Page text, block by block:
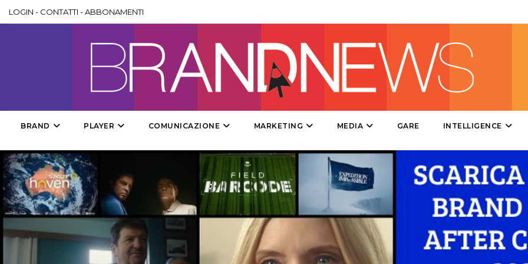
DESIGN
PUNTI VENDITA
CSR
LOGIN - CONTATTI -ABBONAMENTI
BRAND PLAYER COMUNICAZIONE MARKETING MEDIA GARE INTELLIGENCE